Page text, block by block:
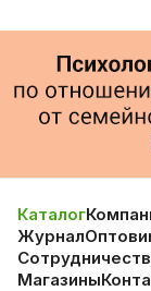
Каталог
Журнал
Магазины